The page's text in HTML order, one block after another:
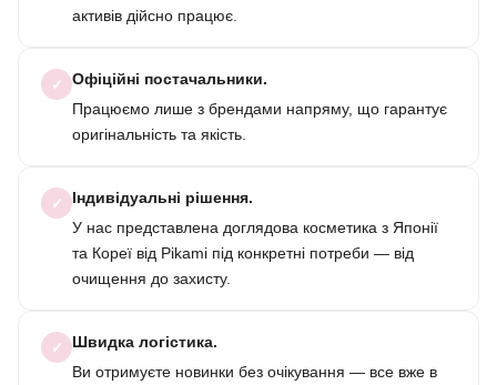
активів дійсно працює.
✓
Офіційні постачальники.
Працюємо лише з брендами напряму, що гарантує
оригінальність та якість.
✓
Індивідуальні рішення.
У нас представлена доглядова косметика з Японії
та Кореї від Pikami під конкретні потреби — від
очищення до захисту.
✓
Швидка логістика.
Ви отримуєте новинки без очікування — все вже в